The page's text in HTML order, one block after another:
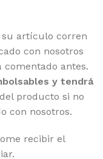
su artículo corren
con nosotros
comentado antes.
y tendrá
producto si no
con nosotros.
recibir el